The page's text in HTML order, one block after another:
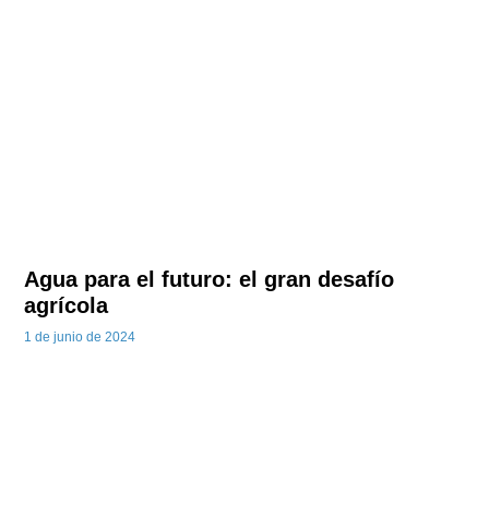
Agua para el futuro: el gran desafío
agrícola
1 de junio de 2024